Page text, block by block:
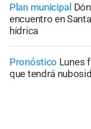
Plan municipal
encuentro en
hídrica
Pronóstico Lunes
que tendrá